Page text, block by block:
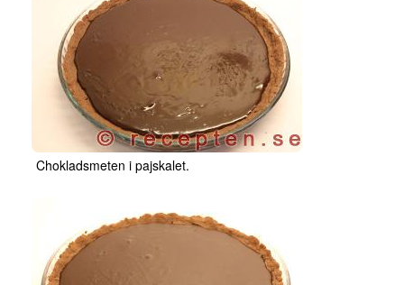
Chokladsmeten i pajskalet.